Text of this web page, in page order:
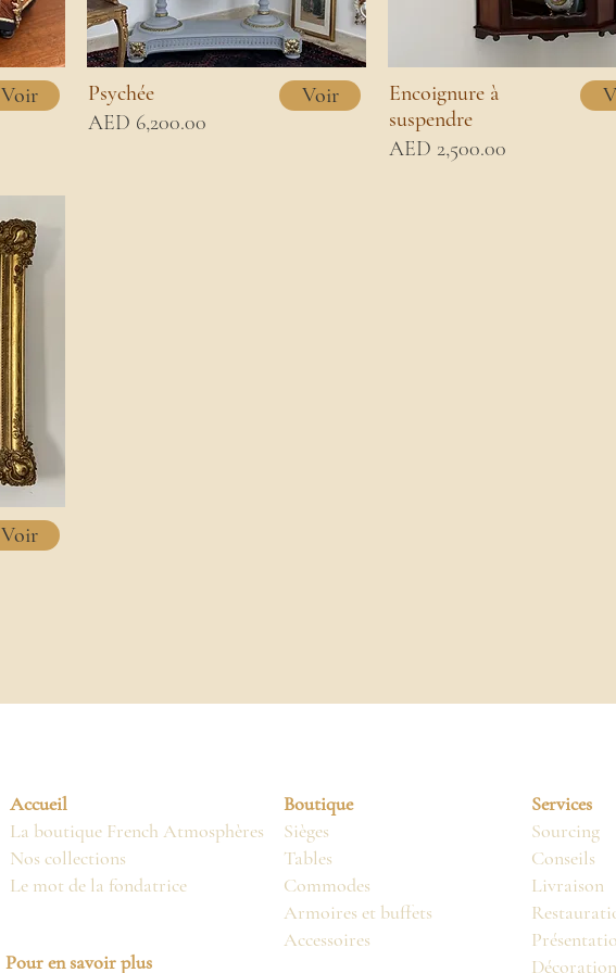
Voir
Psychée
AED 6,200.00
Voir
Encoignure à
suspendre
AED 2,500.00
Voir
Accueil
La boutique French Atmosphères
Nos collections
Le mot de la fondatrice
Pour en savoir plus
Boutique
Sièges
Tables
Commodes
Armoires et buffets
Accessoires
Services
Sourcing
Conseils
Livraison
Décoration